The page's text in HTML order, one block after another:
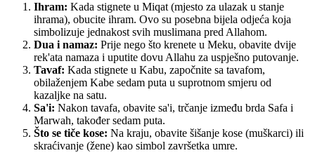
Ihram: Kada stignete u Miqat (mjesto za ulazak u stanje
ihrama), obucite ihram. Ovo su posebna bijela odjeća koja
simbolizuje jednakost svih muslimana pred Allahom.
Dua i namaz: Prije nego što krenete u Meku, obavite dvije
rek'ata namaza i uputite dovu Allahu za uspješno putovanje.
Tavaf: Kada stignete u Kabu, započnite sa tavafom,
obilaženjem Kabe sedam puta u suprotnom smjeru od
kazaljke na satu.
Sa'i: Nakon tavafa, obavite sa'i, trčanje između brda Safa i
Marwah, također sedam puta.
Što se tiče kose: Na kraju, obavite šišanje kose (muškarci) ili
skraćivanje (žene) kao simbol završetka umre.